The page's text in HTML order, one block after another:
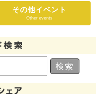
その他イベント
Other events